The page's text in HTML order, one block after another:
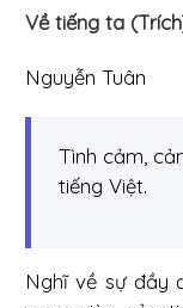
Về tiếng ta
Nguyễn Tuân
Tình cảm,
tiếng Việt.
Nghĩ về sự đầy